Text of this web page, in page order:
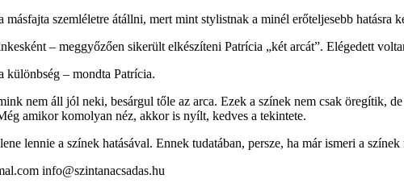
szemléletre átállni, mert mint stylistnak a minél erőteljesebb
– meggyőzően sikerült elkészíteni Patrícia „két arcát”. Elégedett
különbség – mondta Patrícia.
nem áll jól neki, besárgul tőle az arca. Ezek a színek nem csak öregítik,
amikor komolyan néz, akkor is nyílt, kedves a tekintete.
lennie a színek hatásával. Ennek tudatában, persze, ha már ismeri a
info@szintanacsadas.hu